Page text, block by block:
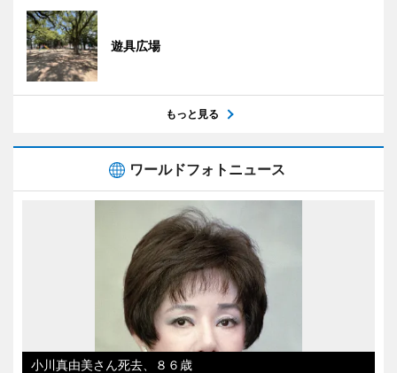
遊具広場
もっと見る
ワールドフォトニュース
小川真由美さん死去、８６歳